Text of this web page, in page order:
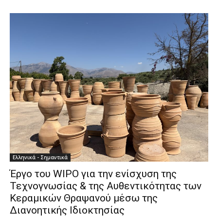
Ελληνικά - Σημαντικά
Έργο του WIPO για την ενίσχυση της
Τεχνογνωσίας & της Αυθεντικότητας των
Κεραμικών Θραψανού μέσω της
Διανοητικής Ιδιοκτησίας